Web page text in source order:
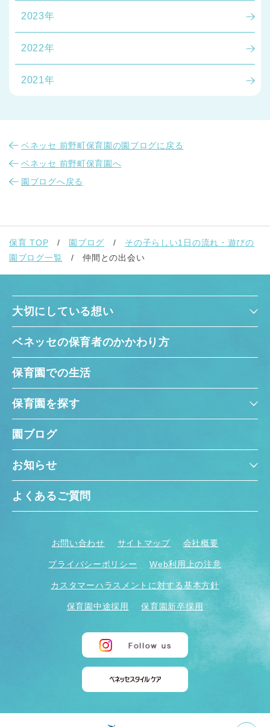
2023年
2022年
2021年
ベネッセ 前野町保育園の園ブログに戻る
ベネッセ 前野町保育園へ
園ブログへ戻る
保育 TOP 園ブログ
その子らしい1日の流れ・遊びの
園ブログ一覧
仲間との出会い
大切にしている想い
ベネッセの保育者のかかわり方
保育園での生活
保育園を探す
園ブログ
お知らせ
よくあるご質問
お問い合わせ サイトマップ 会社概要
プライバシーポリシー Web利用上の注意
カスタマーハラスメントに対する基本方針
保育園中途採用 保育園新卒採用